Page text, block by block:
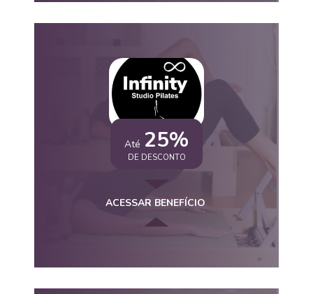
Até 25%
DE DESCONTO
ACESSAR BENEFÍCIO